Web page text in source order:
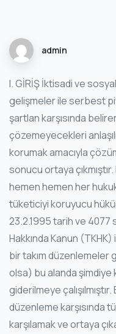
admin
I. GİRİŞ İktisadi ve
gelişmeler ile serbest
şartlan karşısında
çözemeyecekleri
korumak amacıyla
sonucu ortaya
hemen hemen her
tüketiciyi koruyucu
23.2.1995 tarih ve 4077
Hakkında Kanun
bir takım düzenlemeler
olsa) bu alanda
giderilmeye
düzenleme karşısında
karşılamak ve ortaya